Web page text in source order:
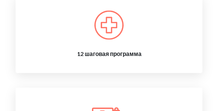
12 шаговая программа